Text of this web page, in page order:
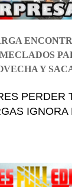
Y
PERDER
IGNORA